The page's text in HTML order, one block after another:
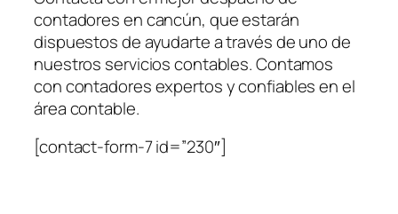
contadores en cancún, que estarán
dispuestos de ayudarte a través de uno de
nuestros servicios contables. Contamos
con contadores expertos y confiables en el
área contable.
[contact-form-7 id=”230″]